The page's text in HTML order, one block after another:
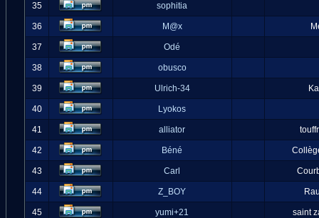
35 sophitia
36 M@x
37 Odé
38 obusco
39 Ulrich-34
40 Lyokos
41 alliator
42 Béné
43 Carl
44 Z_BOY
45 yumi+21 saint